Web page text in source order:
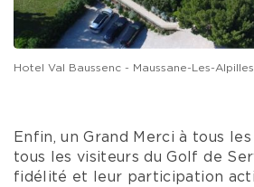
Hotel Val Baussenc - Maussane-Les-Alpilles
Enfin, un Grand Merci à tous
tous les visiteurs du Golf de
fidélité et leur participation